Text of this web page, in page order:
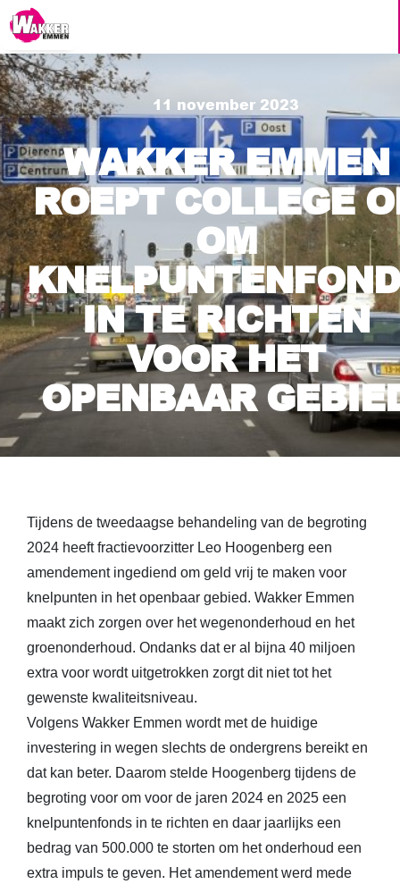
11 november 2023
WAKKER EMMEN
ROEPT COLLEGE
OM
IN TE RICHTEN
VOOR HET
OPENBAAR
Tijdens de tweedaagse behandeling van de begroting
2024 heeft fractievoorzitter Leo Hoogenberg een
amendement ingediend om geld vrij te maken voor
knelpunten in het openbaar gebied. Wakker Emmen
maakt zich zorgen over het wegenonderhoud en het
groenonderhoud. Ondanks dat er al bijna 40 miljoen
extra voor wordt uitgetrokken zorgt dit niet tot het
gewenste kwaliteitsniveau.
Volgens Wakker Emmen wordt met de huidige
investering in wegen slechts de ondergrens bereikt en
dat kan beter. Daarom stelde Hoogenberg tijdens de
begroting voor om voor de jaren 2024 en 2025 een
knelpuntenfonds in te richten en daar jaarlijks een
bedrag van 500.000 te storten om het onderhoud een
extra impuls te geven. Het amendement werd mede